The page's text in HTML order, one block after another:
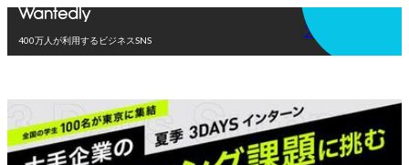
400万人が利用するビジネスSNS
アプリを使う